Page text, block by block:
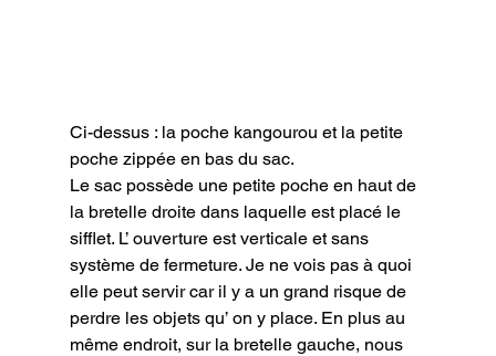
Ci-dessus : la poche kangourou et la petite
poche zippée en bas du sac.
Le sac possède une petite poche en haut de
la bretelle droite dans laquelle est placé le
sifflet. L’ ouverture est verticale et sans
système de fermeture. Je ne vois pas à quoi
elle peut servir car il y a un grand risque de
perdre les objets qu’ on y place. En plus au
même endroit, sur la bretelle gauche, nous